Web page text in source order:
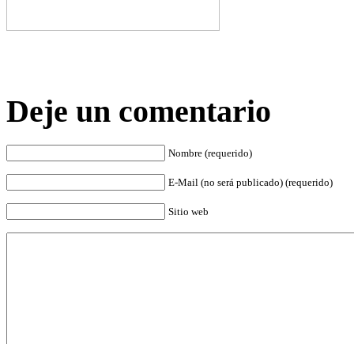
Deje un comentario
Nombre (requerido)
E-Mail (no será publicado) (requerido)
Sitio web